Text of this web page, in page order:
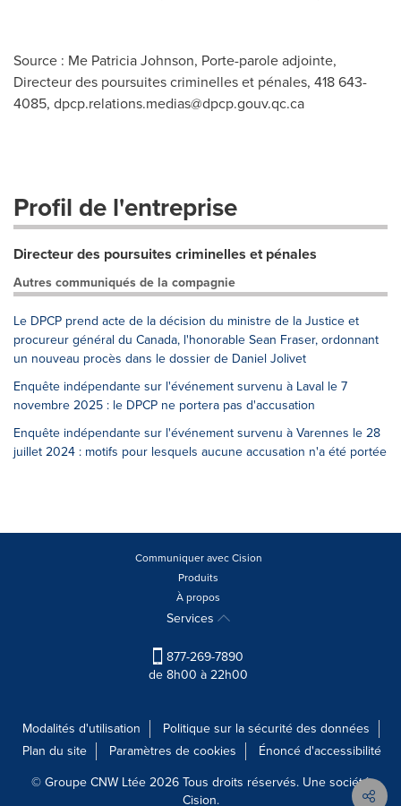
Source : Me Patricia Johnson, Porte-parole adjointe,
Directeur des poursuites criminelles et pénales, 418 643-
4085, dpcp.relations.medias@dpcp.gouv.qc.ca
Profil de l'entreprise
Directeur des poursuites criminelles et pénales
Autres communiqués de la compagnie
Le DPCP prend acte de la décision du ministre de la Justice et
procureur général du Canada, l'honorable Sean Fraser, ordonnant
un nouveau procès dans le dossier de Daniel Jolivet
Enquête indépendante sur l'événement survenu à Laval le 7
novembre 2025 : le DPCP ne portera pas d'accusation
Enquête indépendante sur l'événement survenu à Varennes le 28
juillet 2024 : motifs pour lesquels aucune accusation n'a été portée
Communiquer avec Cision
Produits
À propos
Services
877-269-7890
de 8h00 à 22h00
Modalités d'utilisation
Politique sur la sécurité des données
Plan du site
Paramètres de cookies
Énoncé d'accessibilité
© Groupe CNW Ltée 2026 Tous droits réservés. Une société
Cision.